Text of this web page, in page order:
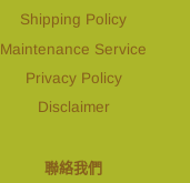
Shipping Policy
Maintenance Service
Privacy Policy
Disclaimer
聯絡我們